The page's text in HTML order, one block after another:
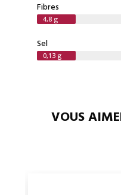
Fibres
4,8 g
Sel
0,13 g
VOUS